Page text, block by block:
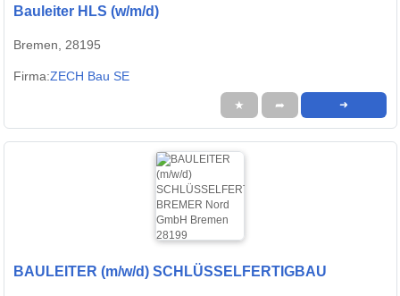
Bauleiter HLS (w/m/d)
Bremen, 28195
Firma:ZECH Bau SE
★ ➦ ➜
BAULEITER (m/w/d) SCHLÜSSELFERTIGBAU